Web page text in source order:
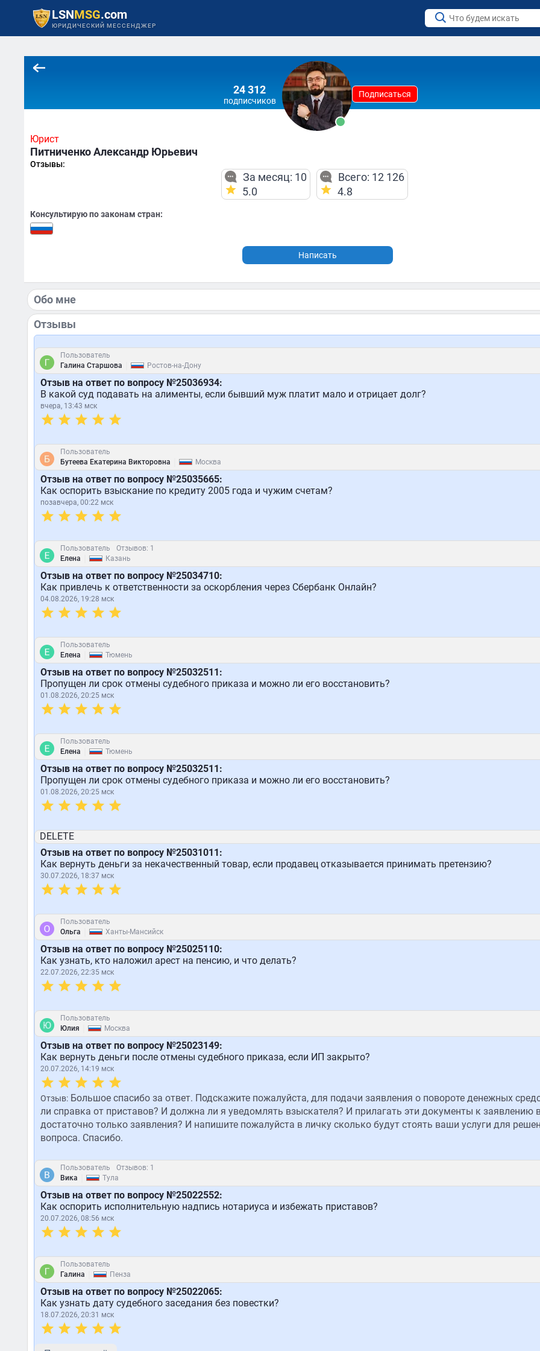
LSNMSG.com
ЮРИДИЧЕСКИЙ МЕССЕНДЖЕР
24 312
подписчиков
Подписаться
Юрист
Питниченко Александр Юрьевич
Отзывы:
За месяц: 10
5.0
Всего: 12 126
4.8
Консультирую по законам стран:
Написать
Обо мне
Отзывы
Пользователь
Галина Старшова
Ростов-на-Дону
Отзыв на ответ по вопросу №25036934:
В какой суд подавать на алименты, если бывший муж платит мало и отрицает долг?
вчера, 13:43 мск
Пользователь
Бутеева Екатерина Викторовна
Москва
Отзыв на ответ по вопросу №25035665:
Как оспорить взыскание по кредиту 2005 года и чужим счетам?
позавчера, 00:22 мск
Пользователь
Отзывов: 1
Елена
Казань
Отзыв на ответ по вопросу №25034710:
Как привлечь к ответственности за оскорбления через Сбербанк Онлайн?
04.08.2026, 19:28 мск
Пользователь
Елена
Тюмень
Отзыв на ответ по вопросу №25032511:
Пропущен ли срок отмены судебного приказа и можно ли его восстановить?
01.08.2026, 20:25 мск
Пользователь
Елена
Тюмень
Отзыв на ответ по вопросу №25032511:
Пропущен ли срок отмены судебного приказа и можно ли его восстановить?
01.08.2026, 20:25 мск
DELETE
Отзыв на ответ по вопросу №25031011:
Как вернуть деньги за некачественный товар, если продавец отказывается принимать претензию?
30.07.2026, 18:37 мск
Пользователь
Ольга
Ханты-Мансийск
Отзыв на ответ по вопросу №25025110:
Как узнать, кто наложил арест на пенсию, и что делать?
22.07.2026, 22:35 мск
Пользователь
Юлия
Москва
Отзыв на ответ по вопросу №25023149:
Как вернуть деньги после отмены судебного приказа, если ИП закрыто?
20.07.2026, 14:19 мск
Отзыв:Большое спасибо за ответ. Подскажите пожалуйста, для подачи заявления о повороте денежных
ли справка от приставов? И должна ли я уведомлять взыскателя? И прилагать эти документы к заявлению
достаточно только заявления? И напишите пожалуйста в личку сколько будут стоять ваши услуги для
вопроса. Спасибо.
Пользователь
Отзывов: 1
Вика
Тула
Отзыв на ответ по вопросу №25022552:
Как оспорить исполнительную надпись нотариуса и избежать приставов?
20.07.2026, 08:56 мск
Пользователь
Галина
Пенза
Отзыв на ответ по вопросу №25022065:
Как узнать дату судебного заседания без повестки?
18.07.2026, 20:31 мск